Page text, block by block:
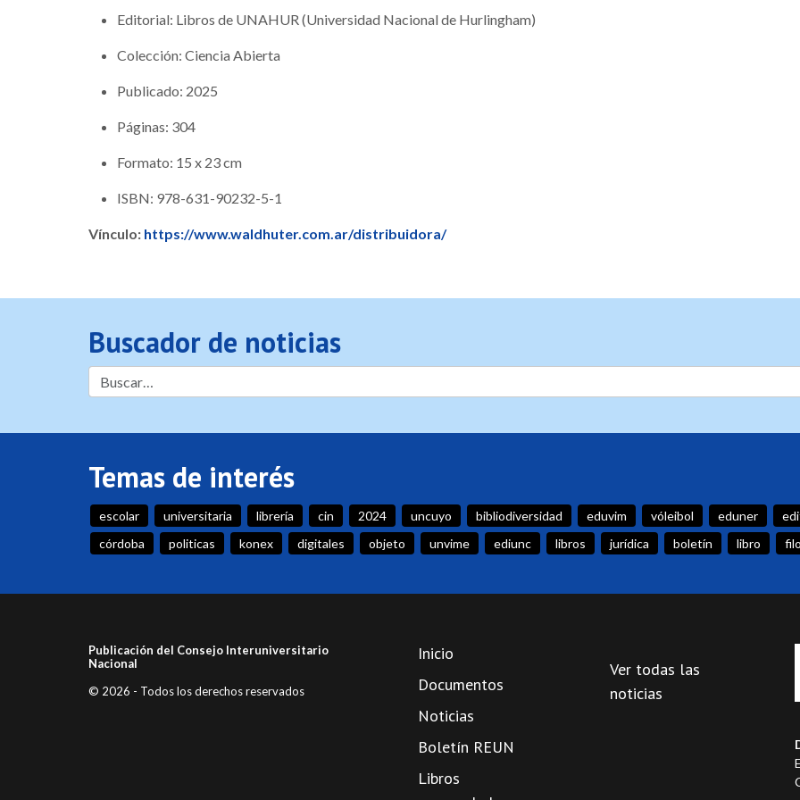
Editorial: Libros de UNAHUR (Universidad Nacional de Hurlingham)
Colección: Ciencia Abierta
Publicado: 2025
Páginas: 304
Formato: 15 x 23 cm
ISBN: 978-631-90232-5-1
Vínculo: https://www.waldhuter.com.ar/distribuidora/
Buscador de noticias
Temas de interés
escolar universitaria librería cin 2024 uncuyo bibliodiversidad eduvim vóleibol eduner
córdoba
politicas konex digitales objeto unvime ediunc libros jurídica boletín libro
Publicación del Consejo Interuniversitario
Nacional
© 2026 - Todos los derechos reservados
Inicio
Documentos
Noticias
Boletín REUN
Libros
Ver todas las
noticias